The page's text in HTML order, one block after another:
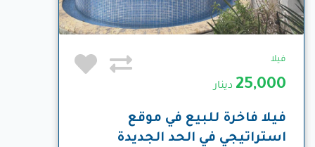
فيلا
25,000 دينار
فيلا فاخرة للبيع في موقع
استراتيجي في الحد الجديدة